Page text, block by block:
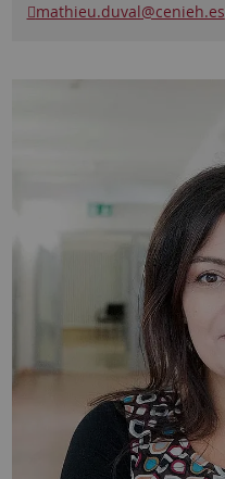
mathieu.duval@cenieh.es